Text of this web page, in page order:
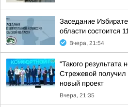
Заседание
области состоится
Вчера, 21:54
"Такого результата
Стрежевой получил
новый проект
Вчера, 21:35